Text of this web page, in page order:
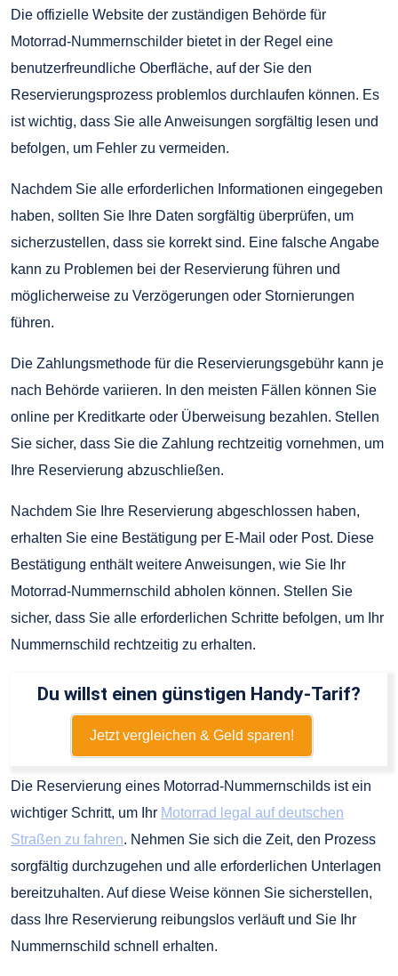
Die offizielle Website der zuständigen Behörde für
Motorrad-Nummernschilder bietet in der Regel eine
benutzerfreundliche Oberfläche, auf der Sie den
Reservierungsprozess problemlos durchlaufen können. Es
ist wichtig, dass Sie alle Anweisungen sorgfältig lesen und
befolgen, um Fehler zu vermeiden.
Nachdem Sie alle erforderlichen Informationen eingegeben
haben, sollten Sie Ihre Daten sorgfältig überprüfen, um
sicherzustellen, dass sie korrekt sind. Eine falsche Angabe
kann zu Problemen bei der Reservierung führen und
möglicherweise zu Verzögerungen oder Stornierungen
führen.
Die Zahlungsmethode für die Reservierungsgebühr kann je
nach Behörde variieren. In den meisten Fällen können Sie
online per Kreditkarte oder Überweisung bezahlen. Stellen
Sie sicher, dass Sie die Zahlung rechtzeitig vornehmen, um
Ihre Reservierung abzuschließen.
Nachdem Sie Ihre Reservierung abgeschlossen haben,
erhalten Sie eine Bestätigung per E-Mail oder Post. Diese
Bestätigung enthält weitere Anweisungen, wie Sie Ihr
Motorrad-Nummernschild abholen können. Stellen Sie
sicher, dass Sie alle erforderlichen Schritte befolgen, um Ihr
Nummernschild rechtzeitig zu erhalten.
Du willst einen günstigen Handy-Tarif?
Jetzt vergleichen & Geld sparen!
Die Reservierung eines Motorrad-Nummernschilds ist ein
wichtiger Schritt, um Ihr Motorrad legal auf deutschen
Straßen zu fahren. Nehmen Sie sich die Zeit, den Prozess
sorgfältig durchzugehen und alle erforderlichen Unterlagen
bereitzuhalten. Auf diese Weise können Sie sicherstellen,
dass Ihre Reservierung reibungslos verläuft und Sie Ihr
Nummernschild schnell erhalten.